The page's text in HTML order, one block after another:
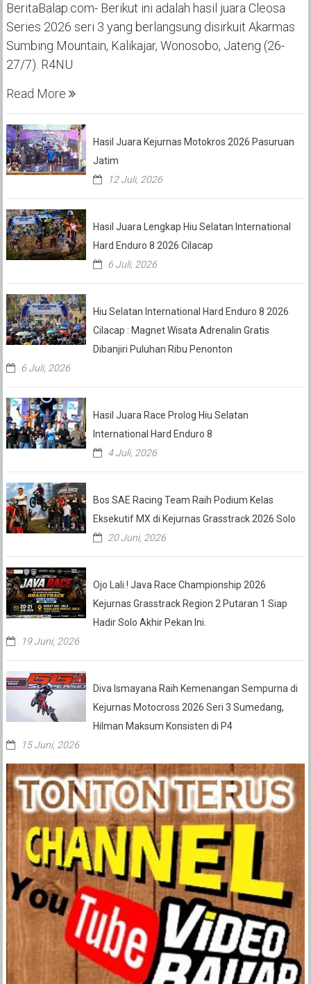
BeritaBalap.com- Berikut ini adalah hasil juara Cleosa
Series 2026 seri 3 yang berlangsung disirkuit Akarmas
Sumbing Mountain, Kalikajar, Wonosobo, Jateng (26-
27/7). R4NU
Read More
Hasil Juara Kejurnas Motokros 2026 Pasuruan
Jatim
12 Juli, 2026
Hasil Juara Lengkap Hiu Selatan International
Hard Enduro 8 2026 Cilacap
6 Juli, 2026
Hiu Selatan International Hard Enduro 8 2026
Cilacap : Magnet Wisata Adrenalin Gratis
Dibanjiri Puluhan Ribu Penonton
6 Juli, 2026
Hasil Juara Race Prolog Hiu Selatan
International Hard Enduro 8
4 Juli, 2026
Bos SAE Racing Team Raih Podium Kelas
Eksekutif MX di Kejurnas Grasstrack 2026 Solo
20 Juni, 2026
Ojo Lali.! Java Race Championship 2026
Kejurnas Grasstrack Region 2 Putaran 1 Siap
Hadir Solo Akhir Pekan Ini.
19 Juni, 2026
Diva Ismayana Raih Kemenangan Sempurna di
Kejurnas Motocross 2026 Seri 3 Sumedang,
Hilman Maksum Konsisten di P4
15 Juni, 2026